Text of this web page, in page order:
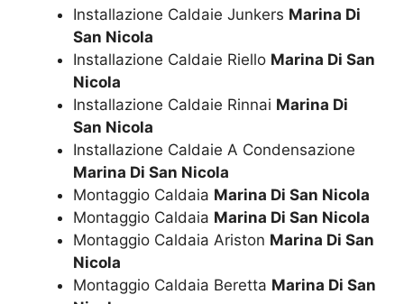
Installazione Caldaie Junkers Marina Di
San Nicola
Installazione Caldaie Riello Marina Di San
Nicola
Installazione Caldaie Rinnai Marina Di
San Nicola
Installazione Caldaie A Condensazione
Marina Di San Nicola
Montaggio Caldaia Marina Di San Nicola
Montaggio Caldaia Marina Di San Nicola
Montaggio Caldaia Ariston Marina Di San
Nicola
Montaggio Caldaia Beretta Marina Di San